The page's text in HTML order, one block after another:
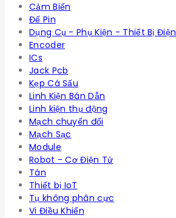
Cảm Biến
Đế Pin
Dụng Cụ - Phụ Kiện - Thiết Bị Điện
Encoder
ICs
Jack Pcb
Kẹp Cá Sấu
Linh Kiện Bán Dẫn
Linh kiện thụ động
Mạch chuyển đổi
Mạch Sạc
Module
Robot - Cơ Điện Tử
Tán
Thiết bị IoT
Tụ không phân cực
Vi Điều Khiển